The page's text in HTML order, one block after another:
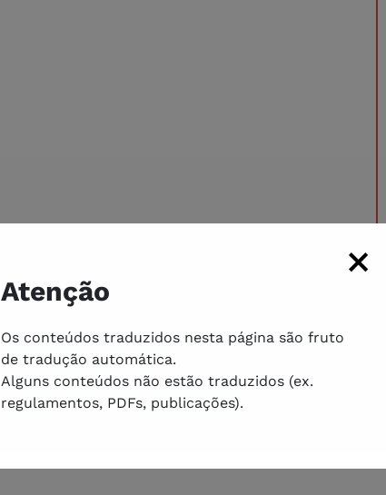
Atenção
Os conteúdos traduzidos nesta página são fruto
de tradução automática.
Alguns conteúdos não estão traduzidos (ex.
regulamentos, PDFs, publicações).